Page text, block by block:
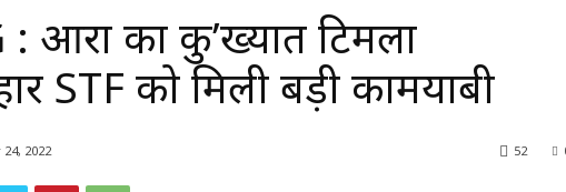
आरा का कु’ख्यात टिमला
STF को मिली बड़ी कामयाबी
2022 52